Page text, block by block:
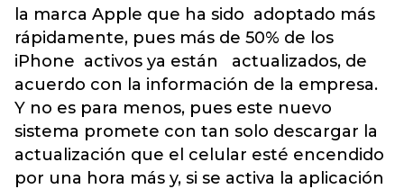
la marca Apple que ha sido adoptado más
rápidamente, pues más de 50% de los
iPhone activos ya están actualizados, de
acuerdo con la información de la empresa.
Y no es para menos, pues este nuevo
sistema promete con tan solo descargar la
actualización que el celular esté encendido
por una hora más y, si se activa la aplicación